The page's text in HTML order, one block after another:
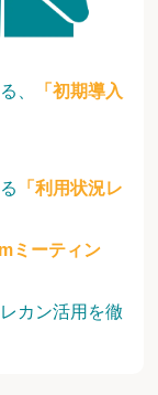
、
「初期導入
「利用状況レ
ミーティン
カン活用を徹